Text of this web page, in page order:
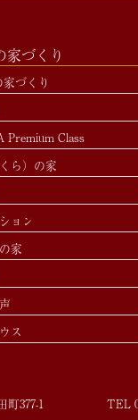
づくり
づくり
Premium Class
ら）の家
ョン
家
ス
町377-1 TEL